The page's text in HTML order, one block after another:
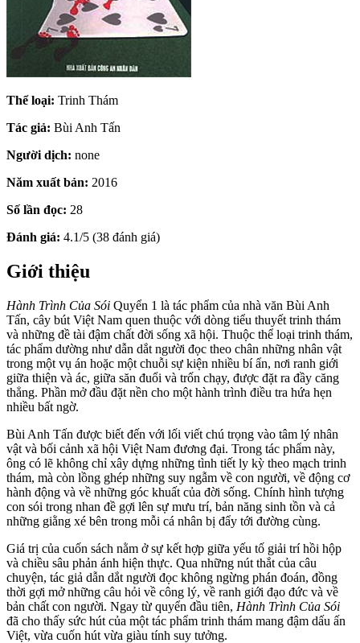
Thể loại: Trinh Thám
Tác giả: Bùi Anh Tấn
Người dịch: none
Năm xuất bản: 2016
Số lần đọc: 28
Đánh giá: 4.1/5 (38 đánh giá)
Giới thiệu
Hành Trình Của Sói Quyển 1 là tác phẩm của nhà văn Bùi Anh
Tấn, cây bút Việt Nam quen thuộc với dòng tiểu thuyết trinh thám
và những đề tài đậm chất đời sống xã hội. Thuộc thể loại trinh thám,
tác phẩm dường như dẫn dắt người đọc theo chân những nhân vật
trong một vụ án hoặc một chuỗi sự kiện nhiều bí ẩn, nơi ranh giới
giữa thiện và ác, giữa săn đuổi và trốn chạy, được đặt ra đầy căng
thẳng. Phần mở đầu đặt nền cho một hành trình điều tra hứa hẹn
nhiều bất ngờ.
Bùi Anh Tấn được biết đến với lối viết chú trọng vào tâm lý nhân
vật và bối cảnh xã hội Việt Nam đương đại. Trong tác phẩm này,
ông có lẽ không chỉ xây dựng những tình tiết ly kỳ theo mạch trinh
thám, mà còn lồng ghép những suy ngẫm về con người, về động cơ
hành động và về những góc khuất của đời sống. Chính hình tượng
con sói trong nhan đề gợi lên sự mưu trí, bản năng sinh tồn và cả
những giằng xé bên trong mỗi cá nhân bị đẩy tới đường cùng.
Giá trị của cuốn sách nằm ở sự kết hợp giữa yếu tố giải trí hồi hộp
và chiều sâu phản ánh hiện thực. Qua những nút thắt của câu
chuyện, tác giả dẫn dắt người đọc không ngừng phán đoán, đồng
thời gợi mở những câu hỏi về công lý, về ranh giới đạo đức và về
bản chất con người. Ngay từ quyển đầu tiên, Hành Trình Của Sói
đã cho thấy sức hút của một tác phẩm trinh thám mang đậm dấu ấn
Việt, vừa cuốn hút vừa giàu tính suy tưởng.